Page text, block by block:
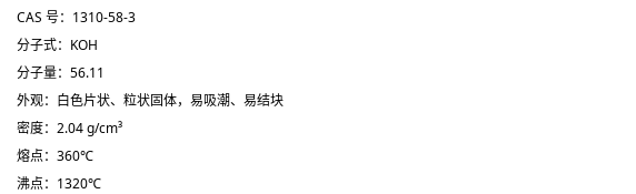
CAS 号：1310-58-3
分子式： KOH
分子量：56.11
外观：白色片状、粒状固体，易吸潮、易结块
密度：2.04 g/cm³
熔点：360℃
沸点：1320℃